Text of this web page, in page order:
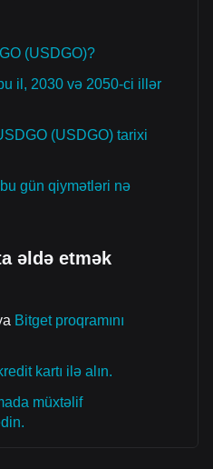
(USDGO)?
il, 2030 və 2050-ci illər
(USDGO) tarixi
gün qiymətləri nə
əldə etmək
Bitget proqramını
kartı ilə alın.
müxtəlif